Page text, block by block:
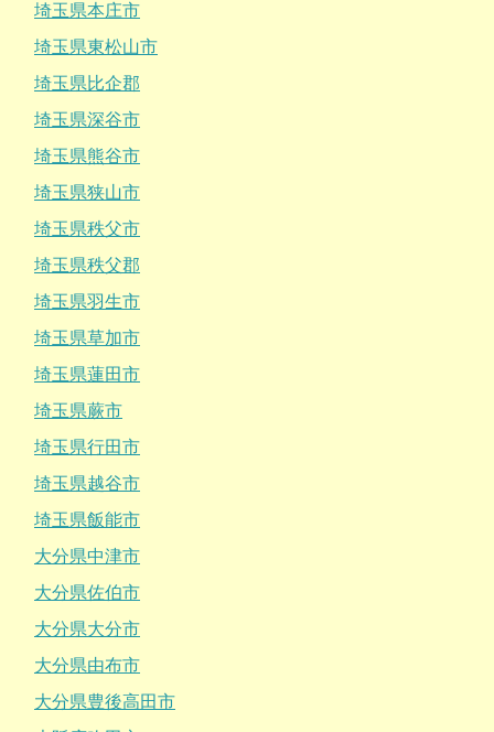
埼玉県本庄市
埼玉県東松山市
埼玉県比企郡
埼玉県深谷市
埼玉県熊谷市
埼玉県狭山市
埼玉県秩父市
埼玉県秩父郡
埼玉県羽生市
埼玉県草加市
埼玉県蓮田市
埼玉県蕨市
埼玉県行田市
埼玉県越谷市
埼玉県飯能市
大分県中津市
大分県佐伯市
大分県大分市
大分県由布市
大分県豊後高田市